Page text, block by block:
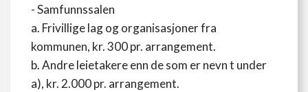
- Samfunnssalen
a. Frivillige lag og organisasjoner fra
kommunen, kr. 300 pr. arrangement.
b. Andre leietakere enn de som er nevn t under
a), kr. 2.000 pr. arrangement.